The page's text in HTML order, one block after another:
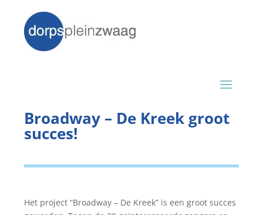
Broadway – De Kreek groot
succes!
Het project “Broadway – De Kreek” is een groot succes